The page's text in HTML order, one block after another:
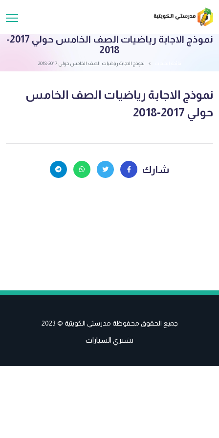
نموذج الاجابة رياضيات الصف الخامس حولي 2017-
2018
نموذج الاجابة رياضيات الصف الخامس حولي 2017-2018
نموذج الاجابة رياضيات الصف الخامس
حولي 2017-2018
شارك
جميع الحقوق محفوظة مدرستي الكويتية © 2023
نشتري السيارات